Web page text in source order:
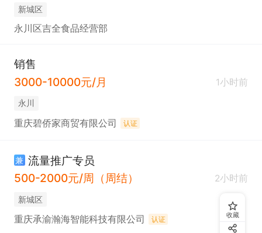
新城区
永川区吉全食品经营部
销售
3000-10000元/月
1小时前
永川
重庆碧侨家商贸有限公司 认证
兼 流量推广专员
500-2000元/周（周结）
2小时前
新城区
重庆承渝瀚海智能科技有限公司 认证 收藏